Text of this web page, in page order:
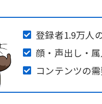
登録者1.9万人
顔・声出し・
コンテンツの